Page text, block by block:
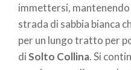
immettersi, mantenendo
strada di sabbia bianca
per un lungo tratto per
diSolto Collina. Si